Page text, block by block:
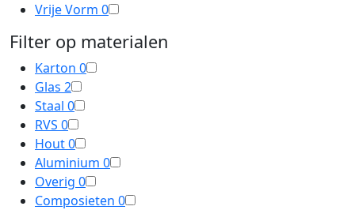
Vrije Vorm 0
Filter op materialen
Karton 0
Glas 2
Staal 0
RVS 0
Hout0
Aluminium 0
Overig 0
Composieten 0